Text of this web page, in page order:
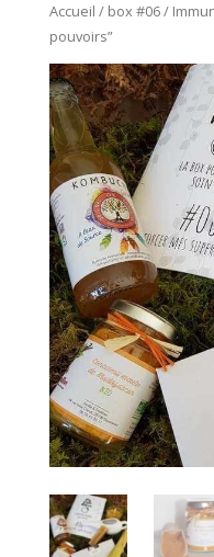
Accueil / box #06/
pouvoirs”